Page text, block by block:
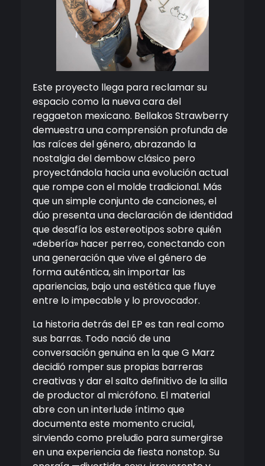
Este proyecto llega para reclamar su
espacio como la nueva cara del
reggaeton mexicano. Bellakos Strawberry
demuestra una comprensión profunda de
las raíces del género, abrazando la
nostalgia del dembow clásico pero
proyectándola hacia una evolución actual
que rompe con el molde tradicional. Más
que un simple conjunto de canciones, el
dúo presenta una declaración de identidad
que desafía los estereotipos sobre quién
«debería» hacer perreo, conectando con
una generación que vive el género de
forma auténtica, sin importar las
apariencias, bajo una estética que fluye
entre lo impecable y lo provocador.
La historia detrás del EP es tan real como
sus barras. Todo nació de una
conversación genuina en la que G Marz
decidió romper sus propias barreras
creativas y dar el salto definitivo de la silla
de productor al micrófono. El material
abre con un interlude íntimo que
documenta este momento crucial,
sirviendo como preludio para sumergirse
en una experiencia de fiesta nonstop. Su